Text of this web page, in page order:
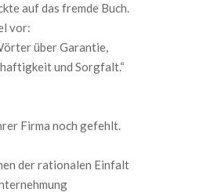
auf das fremde Buch.
vor:
über Garantie,
und Sorgfalt.“
Firma noch gefehlt.
der rationalen Einfalt